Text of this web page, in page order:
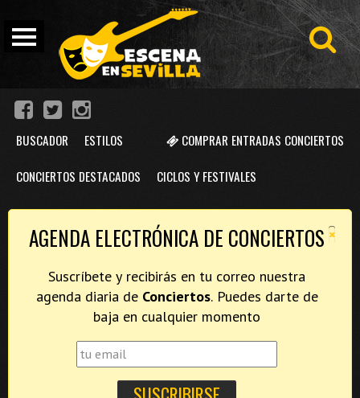
COMPRAR ENTRADAS CONCIERTOS
BUSCADOR ESTILOS
CONCIERTOS DESTACADOS CICLOS Y FESTIVALES
×
AGENDA ELECTRÓNICA DE CONCIERTOS
Suscríbete y recibirás en tu correo nuestra
agenda diaria de Conciertos. Puedes darte de
baja en cualquier momento